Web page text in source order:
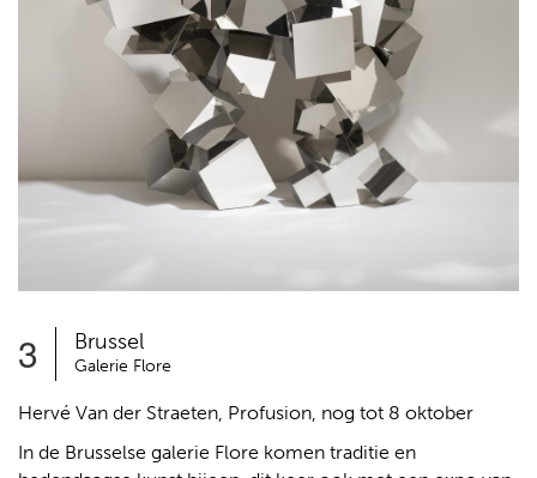
3 Brussel
Galerie Flore
Hervé Van der Straeten, Profusion, nog tot 8 oktober
In de Brusselse galerie Flore komen traditie en